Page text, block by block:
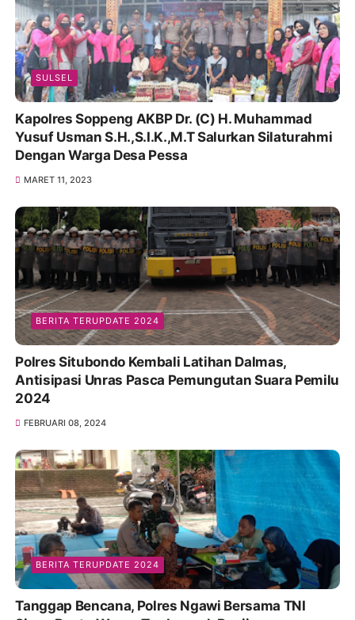
SULSEL
Kapolres Soppeng AKBP Dr. (C) H. Muhammad
Yusuf Usman S.H.,S.I.K.,M.T Salurkan Silaturahmi
Dengan Warga Desa Pessa
MARET 11, 2023
BERITA TERUPDATE 2024
Polres Situbondo Kembali Latihan Dalmas,
Antisipasi Unras Pasca Pemungutan Suara Pemilu
2024
FEBRUARI 08, 2024
BERITA TERUPDATE 2024
Tanggap Bencana, Polres Ngawi Bersama TNI